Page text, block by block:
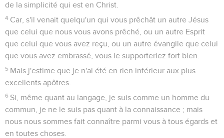
de la simplicité qui est en Christ.
4 Car, s'il venait quelqu'un qui vous prêchât un autre Jésus
que celui que nous vous avons prêché, ou un autre Esprit
que celui que vous avez reçu, ou un autre évangile que celui
que vous avez embrassé, vous le supporteriez fort bien.
5 Mais j'estime que je n'ai été en rien inférieur aux plus
excellents apôtres.
6 Si, même quant au langage, je suis comme un homme du
commun, je ne le suis pas quant à la connaissance ; mais
nous nous sommes fait connaître parmi vous à tous égards et
en toutes choses.